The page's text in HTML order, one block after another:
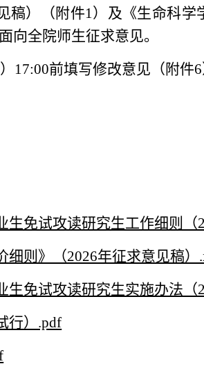
稿）（附件1）及《生命科学
向全院师生征求意见。
） 17:00前填写修改意见（附件6
免试攻读研究生工作细则（
细则》（2026年征求意见稿）
免试攻读研究生实施办法（
行）.pdf